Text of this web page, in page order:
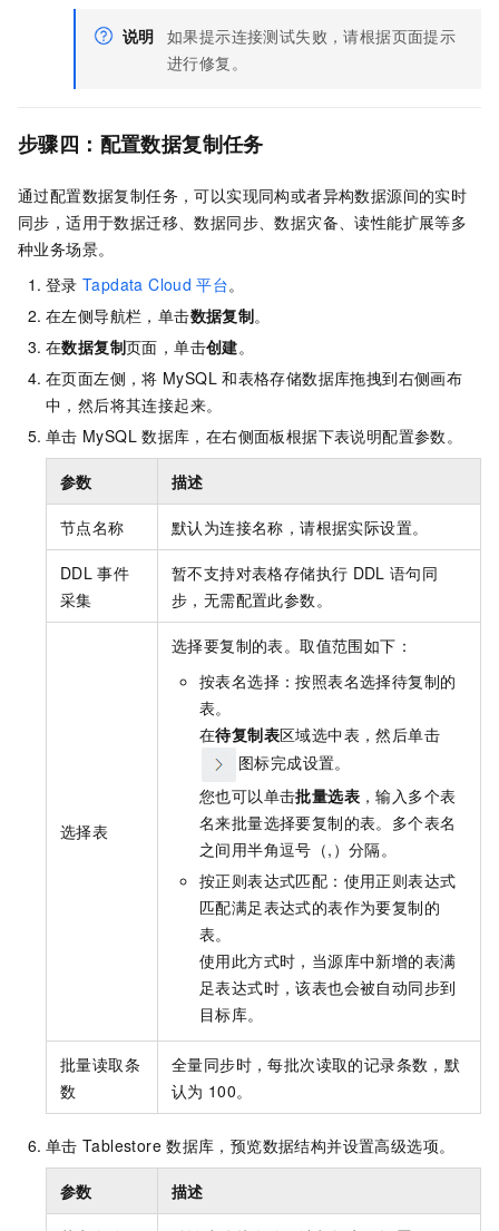
说明 如果提示连接测试失败，请根据页面提示
进行修复。
步骤四：配置数据复制任务
通过配置数据复制任务，可以实现同构或者异构数据源间的实时
同步，适用于数据迁移、数据同步、数据灾备、读性能扩展等多
种业务场景。
登录 Tapdata Cloud 平台。
在左侧导航栏，单击数据复制。
在数据复制页面，单击创建。
在页面左侧，将 MySQL 和表格存储数据库拖拽到右侧画布
中，然后将其连接起来。
单击 MySQL 数据库，在右侧面板根据下表说明配置参数。
参数 描述
节点名称 默认为连接名称，请根据实际设置。
DDL 事件
采集
暂不支持对表格存储执行 DDL 语句同
步，无需配置此参数。
选择表
选择要复制的表。取值范围如下：
按表名选择：按照表名选择待复制的
表。
在待复制表区域选中表，然后单击
图标完成设置。
您也可以单击批量选表 ，输入多个表
名来批量选择要复制的表。多个表名
之间用半角逗号（,）分隔。
按正则表达式匹配：使用正则表达式
匹配满足表达式的表作为要复制的
表。
使用此方式时，当源库中新增的表满
足表达式时，该表也会被自动同步到
目标库。
批量读取条
数
全量同步时，每批次读取的记录条数，默
认为 100。
单击 Tablestore 数据库，预览数据结构并设置高级选项。
参数 描述